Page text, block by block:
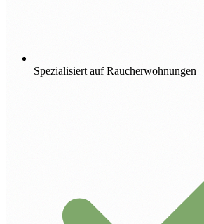
Spezialisiert auf Raucherwohnungen